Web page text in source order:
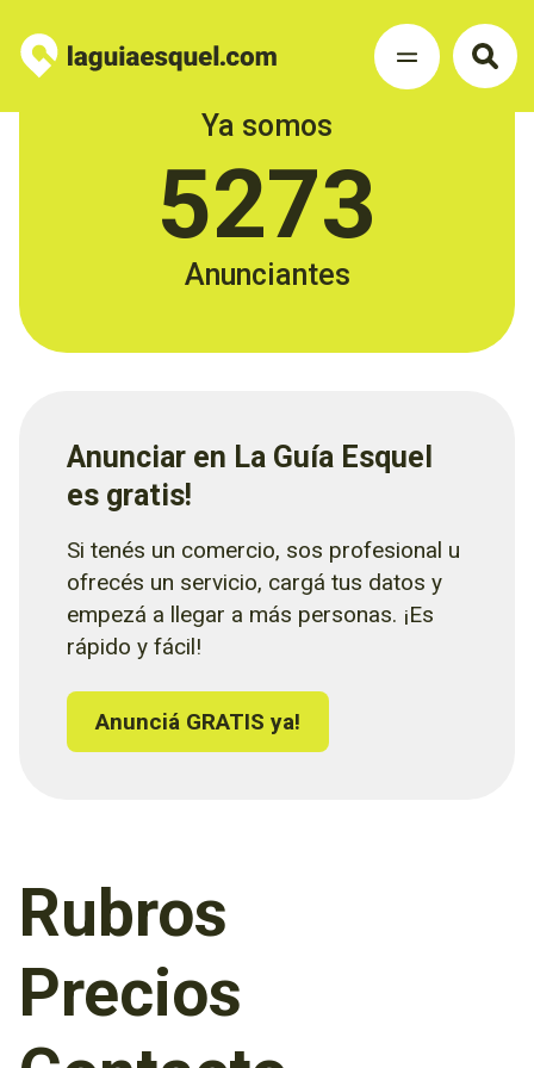
Ya somos
5273
Anunciantes
Anunciar en La Guía Esquel
es gratis!
Si tenés un comercio, sos profesional u
ofrecés un servicio, cargá tus datos y
empezá a llegar a más personas. ¡Es
rápido y fácil!
Anunciá GRATIS ya!
Rubros
Precios